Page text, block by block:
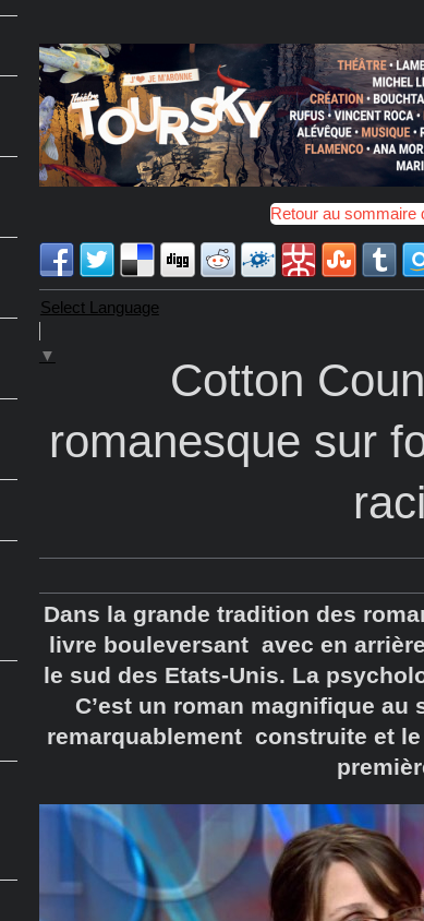
Retour au sommaire
Select Language
▼
Cotton
romanesque sur
Dans la grande tradition des
livre bouleversant avec en
le sud des Etats-Unis. La
C’est un roman magnifique au
remarquablement construite et